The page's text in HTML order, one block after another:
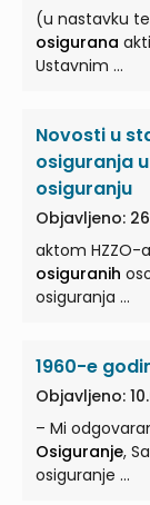
(u nastavku
osigurana
Ustavnim ...
Novosti u
osiguranja
osiguranju
Objavljeno:
aktom HZZO-
osiguranih
osiguranja ...
1960-e
Objavljeno:
– Mi
Osiguranje,
osiguranje ...